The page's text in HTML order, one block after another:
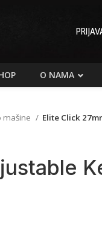
O NAMA
mašine Elite Click